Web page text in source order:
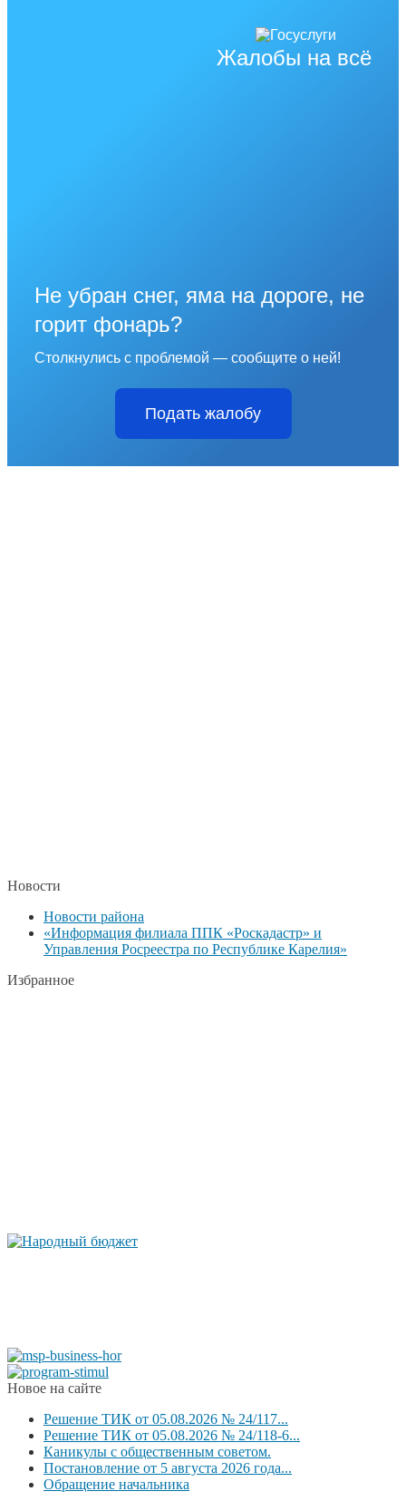
Жалобы на всё
Не убран снег, яма на дороге, не
горит фонарь?
Столкнулись с проблемой — сообщите о ней!
Подать жалобу
Новости
Новости района
«Информация филиала ППК «Роскадастр» и
Управления Росреестра по Республике Карелия»
Избранное
Новое на сайте
Решение ТИК от 05.08.2026 № 24/117...
Решение ТИК от 05.08.2026 № 24/118-6...
Каникулы с общественным советом.
Постановление от 5 августа 2026 года...
Обращение начальника